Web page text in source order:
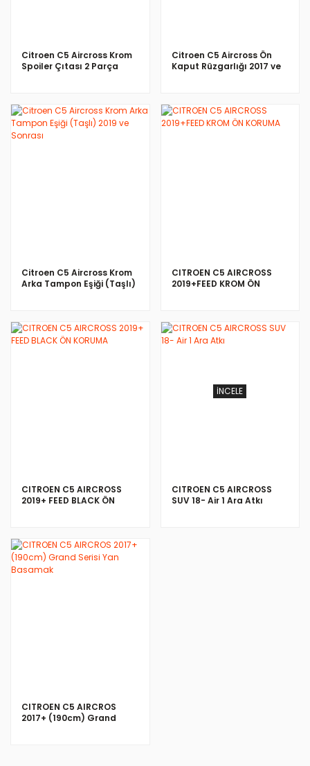
Citroen C5 Aircross Krom
Spoiler Çıtası 2 Parça
Citroen C5 Aircross Ön
Kaput Rüzgarlığı 2017 ve
Citroen C5 Aircross Krom
Arka Tampon Eşiği (Taşlı)
CITROEN C5 AIRCROSS
2019+FEED KROM ÖN
CITROEN C5 AIRCROSS
2019+ FEED BLACK ÖN
İNCELE
CITROEN C5 AIRCROSS
SUV 18- Air 1 Ara Atkı
CITROEN C5 AIRCROS
2017+ (190cm) Grand